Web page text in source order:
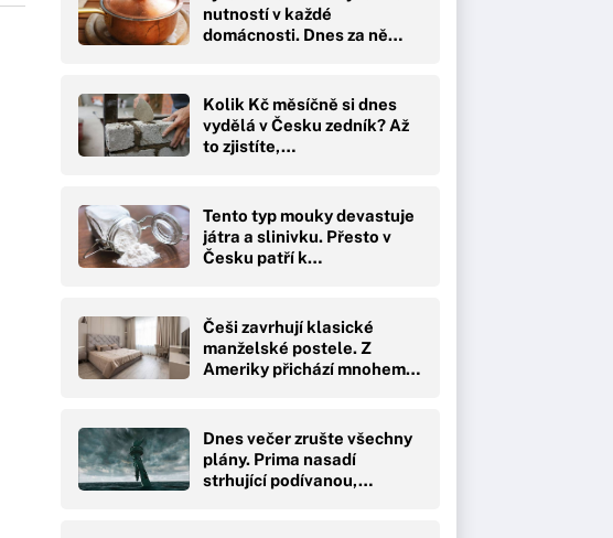
nutností v každé
domácnosti. Dnes za ně…
Kolik Kč měsíčně si dnes
vydělá v Česku zedník? Až
to zjistíte,…
Tento typ mouky devastuje
játra a slinivku. Přesto v
Česku patří k…
Češi zavrhují klasické
manželské postele. Z
Ameriky přichází mnohem…
Dnes večer zrušte všechny
plány. Prima nasadí
strhující podívanou,…